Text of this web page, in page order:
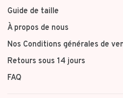
Guide de taille
À propos de nous
Nos Conditions générales de
Retours sous 14 jours
FAQ